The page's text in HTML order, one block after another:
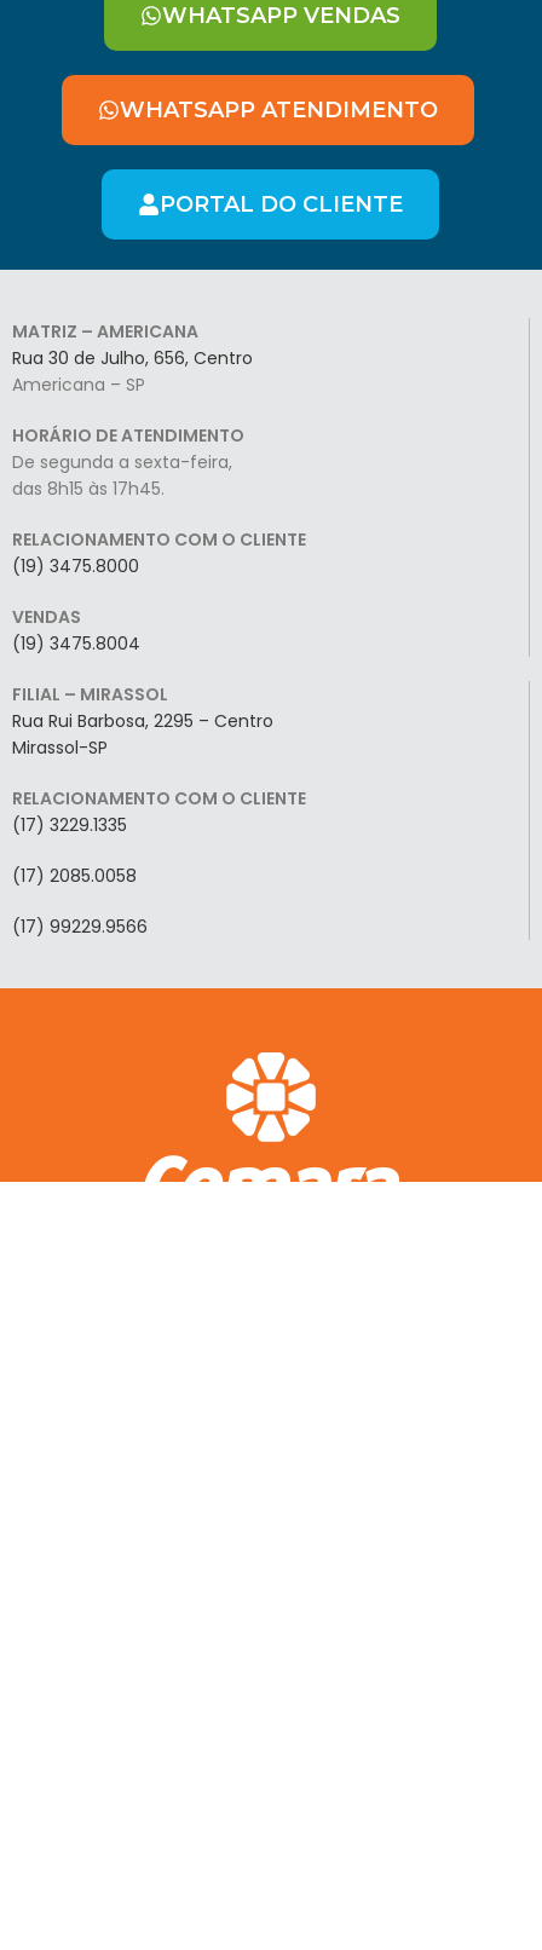
WHATSAPP VENDAS
WHATSAPP ATENDIMENTO
PORTAL DO CLIENTE
MATRIZ – AMERICANA
Rua 30 de Julho, 656, Centro
Americana – SP
HORÁRIO DE ATENDIMENTO
De segunda a sexta-feira,
das 8h15 às 17h45.
RELACIONAMENTO COM O CLIENTE
(19) 3475.8000
VENDAS
(19) 3475.8004
FILIAL – MIRASSOL
Rua Rui Barbosa, 2295 – Centro
Mirassol-SP
RELACIONAMENTO COM O CLIENTE
(17) 3229.1335
(17) 2085.0058
(17) 99229.9566